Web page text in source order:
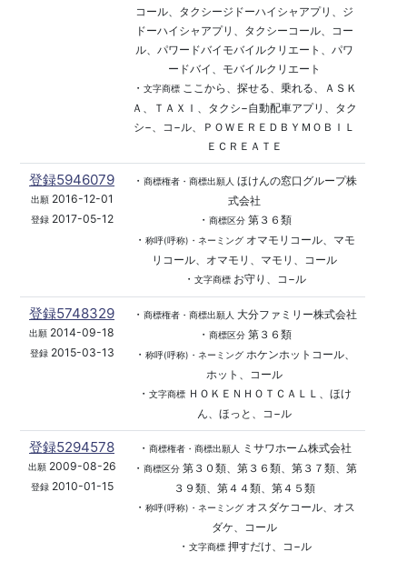
コール、タクシージドーハイシャアプリ、ジ
ドーハイシャアプリ、タクシーコール、コー
ル、パワードバイモバイルクリエート、パワ
ードバイ、モバイルクリエート
・ 文字商標ここから、探せる、乗れる、ＡＳＫ
Ａ、ＴＡＸＩ、タクシ−自動配車アプリ、タク
シ−、コ−ル、ＰＯＷＥＲＥＤＢＹＭＯＢＩＬ
ＥＣＲＥＡＴＥ
登録5946079
出願2016-12-01
登録2017-05-12
・ 商標権者・商標出願人 ほけんの窓口グループ株
式会社
・ 商標区分第３６類
・ 称呼(呼称)・ネーミングオマモリコール、マモ
リコール、オマモリ、マモリ、コール
・ 文字商標お守り、コ−ル
登録5748329
出願 2014-09-18
登録2015-03-13
・ 商標権者・商標出願人
大分ファミリー株式会社
・ 商標区分第３６類
・ 称呼(呼称)・ネーミングホケンホットコール、
ホット、コール
・ 文字商標ＨＯＫＥＮＨＯＴＣＡＬＬ、ほけ
ん、ほっと、コ−ル
登録5294578
出願2009-08-26
登録2010-01-15
・ 商標権者・商標出願人
ミサワホーム株式会社
・ 商標区分第３０類、第３６類、第３７類、第
３９類、第４４類、第４５類
・ 称呼(呼称)・ネーミングオスダケコール、オス
ダケ、コール
・ 文字商標押すだけ、コ−ル